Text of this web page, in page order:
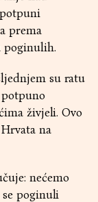
prema
poginulih.
su ratu
živjeli. Ovo
na
nećemo
poginuli